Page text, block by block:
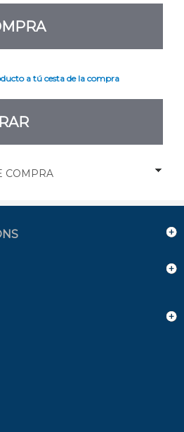
a tú cesta de la compra
COMPRA